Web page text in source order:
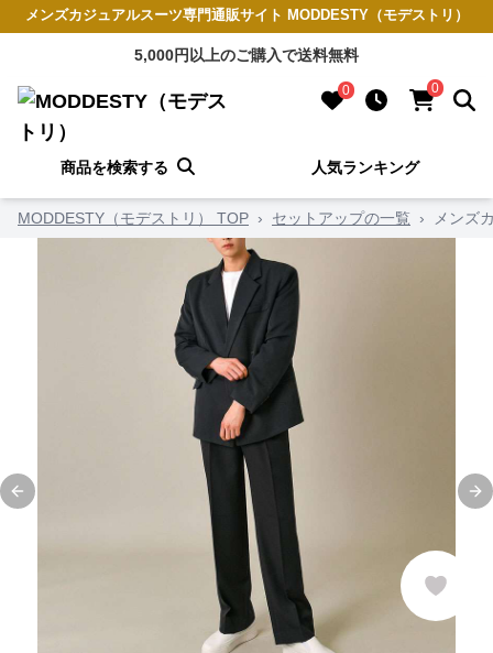
メンズカジュアルスーツ専門通販サイト MODDESTY（モデストリ）
5,000円以上のご購入で送料無料
0 0
商品を検索する 人気ランキング
MODDESTY（モデストリ） TOP › セットアップの一覧 › メンズ
Previous slide